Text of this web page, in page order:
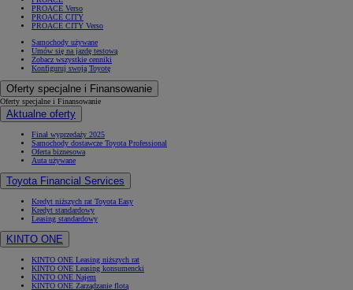
PROACE Verso
PROACE CITY
PROACE CITY Verso
Samochody używane
Umów się na jazdę testową
Zobacz wszystkie cenniki
Konfiguruj swoją Toyotę
Oferty specjalne i Finansowanie
Oferty specjalne i Finansowanie
Aktualne oferty
Finał wyprzedaży 2025
Samochody dostawcze Toyota Professional
Oferta biznesowa
Auta używane
Toyota Financial Services
Kredyt niższych rat Toyota Easy
Kredyt standardowy
Leasing standardowy
KINTO ONE
KINTO ONE Leasing niższych rat
KINTO ONE Leasing konsumencki
KINTO ONE Najem
KINTO ONE Zarządzanie flotą